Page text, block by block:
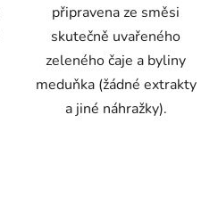
připravena ze směsi
skutečně uvařeného
zeleného čaje a byliny
meduňka (žádné extrakty
a jiné náhražky).